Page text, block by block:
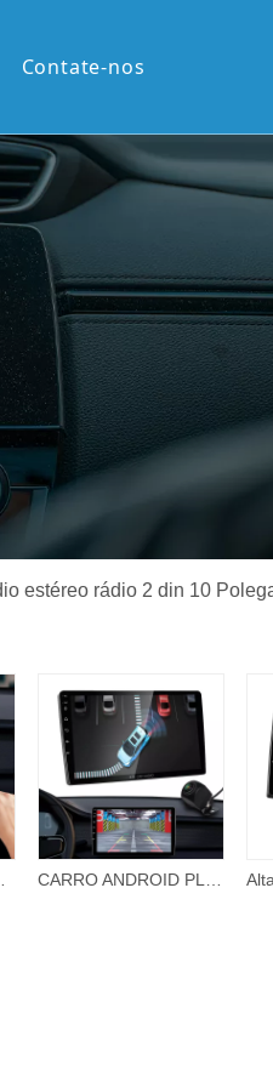
Contate-nos
estéreo rádio 2 din 10